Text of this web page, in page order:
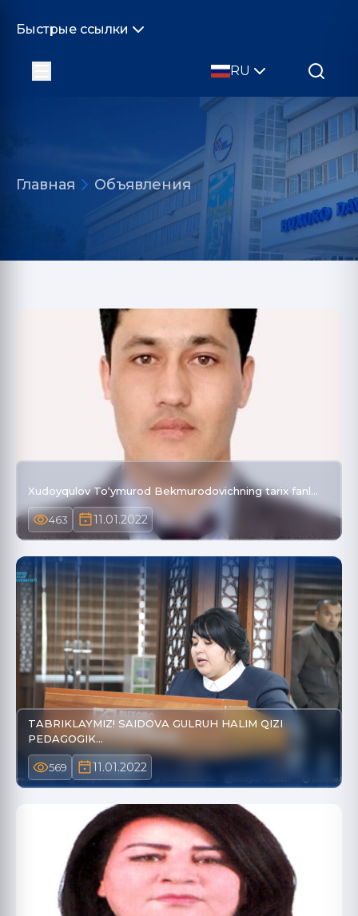
Быстрые ссылки
RU
Главная Объявления
Xudoyqulov To‘ymurod Bekmurodovichning tarix fanl…
463 11.01.2022
TABRIKLAYMIZ! SAIDOVA GULRUH HALIM QIZI
PEDAGOGIK…
569 11.01.2022